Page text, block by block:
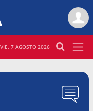
VIE. 7 AGOSTO 2026